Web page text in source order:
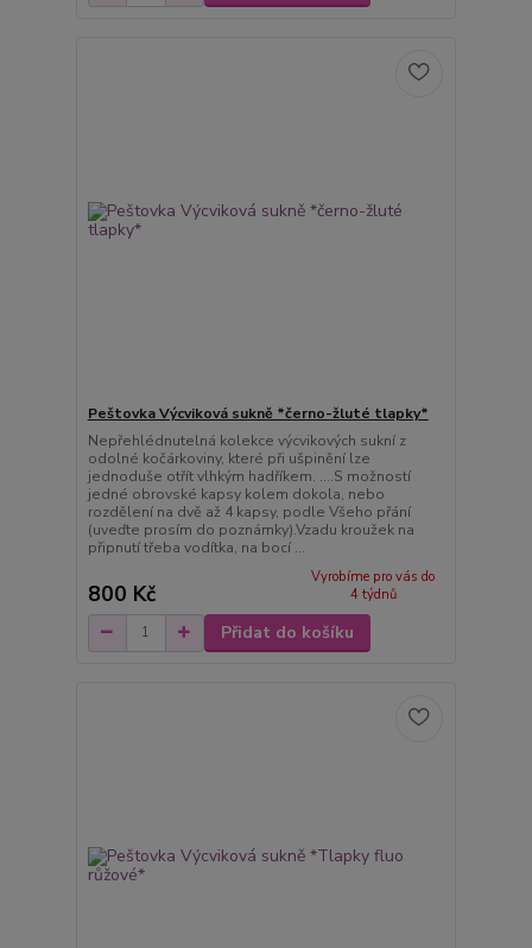
Peštovka Výcviková sukně *černo-žluté tlapky*
Nepřehlédnutelná kolekce výcvikových sukní z
odolné kočárkoviny, které při ušpinění lze
jednoduše otřít vlhkým hadříkem. ....S možností
jedné obrovské kapsy kolem dokola, nebo
rozdělení na dvě až 4 kapsy, podle Všeho přání
(uveďte prosím do poznámky).Vzadu kroužek na
připnutí třeba vodítka, na bocí ...
800 Kč
Vyrobíme pro vás do
4 týdnů
Přidat do košíku